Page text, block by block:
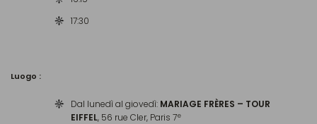
17:30
Luogo :
Dal lunedì al giovedì: MARIAGE FRÈRES – TOUR
EIFFEL, 56 rue Cler, Paris 7e